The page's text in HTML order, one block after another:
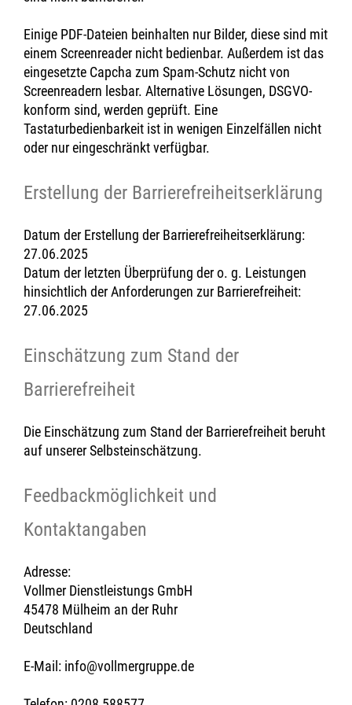
Einige PDF-Dateien beinhalten nur Bilder, diese sind mit
einem Screenreader nicht bedienbar. Außerdem ist das
eingesetzte Capcha zum Spam-Schutz nicht von
Screenreadern lesbar. Alternative Lösungen, DSGVO-
konform sind, werden geprüft. Eine
Tastaturbedienbarkeit ist in wenigen Einzelfällen nicht
oder nur eingeschränkt verfügbar.
Erstellung der Barrierefreiheitserklärung
Datum der Erstellung der Barrierefreiheitserklärung:
27.06.2025
Datum der letzten Überprüfung der o. g. Leistungen
hinsichtlich der Anforderungen zur Barrierefreiheit:
27.06.2025
Einschätzung zum Stand der
Barrierefreiheit
Die Einschätzung zum Stand der Barrierefreiheit beruht
auf unserer Selbsteinschätzung.
Feedbackmöglichkeit und
Kontaktangaben
Adresse:
Vollmer Dienstleistungs GmbH
45478 Mülheim an der Ruhr
Deutschland
E-Mail: info@vollmergruppe.de